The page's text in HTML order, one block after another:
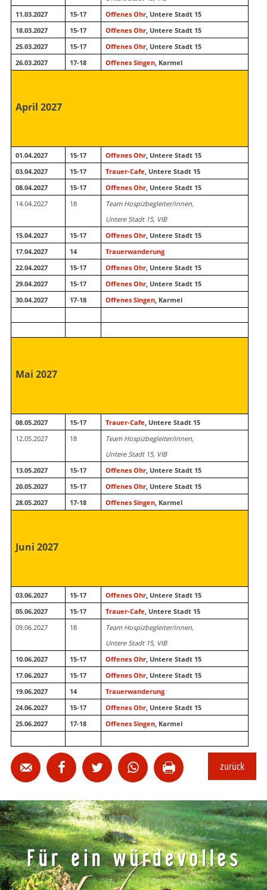
11.03.2027
15-17 Offenes Ohr, Untere Stadt 15
18.03.2027
15-17 Offenes Ohr, Untere Stadt 15
25.03.2027
15-17 Offenes Ohr, Untere Stadt 15
26.03.2027
17-18 Offenes Singen, Karmel
April 2027
01.04.2027 15-17 Offenes Ohr, Untere Stadt 15
03.04.2027
15-17 Trauer-Cafe , Untere Stadt 15
08.04.2027
15-17 Offenes Ohr, Untere Stadt 15
14.04.2027
18
Team Hospizbegleiter/innen,
Untere Stadt 15, VIB
15.04.2027
15-17 Offenes Ohr, Untere Stadt 15
17.04.2027
14
Trauerwanderung
22.04.2027
15-17 Offenes Ohr, Untere Stadt 15
29.04.2027
15-17 Offenes Ohr, Untere Stadt 15
30.04.2027
17-18 Offenes Singen, Karmel
Mai 2027
08.05.2027 15-17 Trauer-Cafe , Untere Stadt 15
12.05.2027
18
Team Hospizbegleiter/innen,
Untere Stadt 15, VIB
13.05.2027
15-17 Offenes Ohr, Untere Stadt 15
20.05.2027
15-17 Offenes Ohr, Untere Stadt 15
28.05.2027
17-18 Offenes Singen, Karmel
Juni 2027
03.06.2027 15-17 Offenes Ohr, Untere Stadt 15
05.06.2027
15-17 Trauer-Cafe , Untere Stadt 15
09.06.2027
18
Team Hospizbegleiter/innen,
Untere Stadt 15, VIB
10.06.2027
15-17 Offenes Ohr, Untere Stadt 15
17.06.2027
15-17 Offenes Ohr, Untere Stadt 15
19.06.2027
14
Trauerwanderung
24.06.2027
15-17 Offenes Ohr, Untere Stadt 15
25.06.2027
17-18 Offenes Singen, Karmel
     zurück